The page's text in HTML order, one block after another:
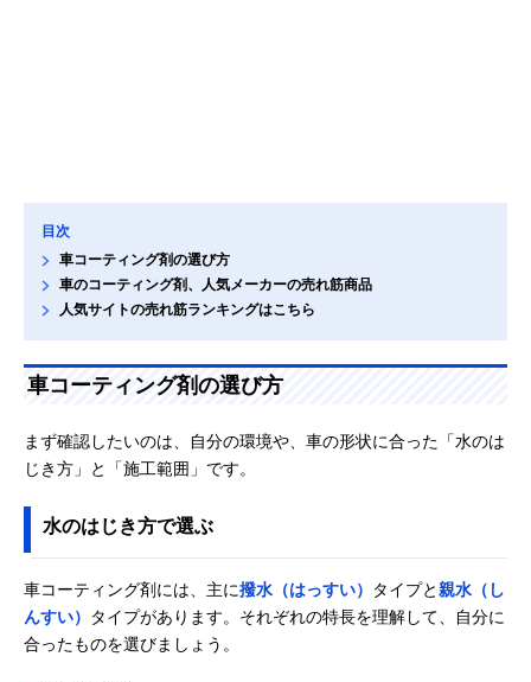
目次
車コーティング剤の選び方
車のコーティング剤、人気メーカーの売れ筋商品
人気サイトの売れ筋ランキングはこちら
車コーティング剤の選び方
まず確認したいのは、自分の環境や、車の形状に合った「水のは
じき方」と「施工範囲」です。
水のはじき方で選ぶ
車コーティング剤には、主に撥水（はっすい） タイプと親水（し
んすい）
タイプがあります。それぞれの特長を理解して、自分に
合ったものを選びましょう。